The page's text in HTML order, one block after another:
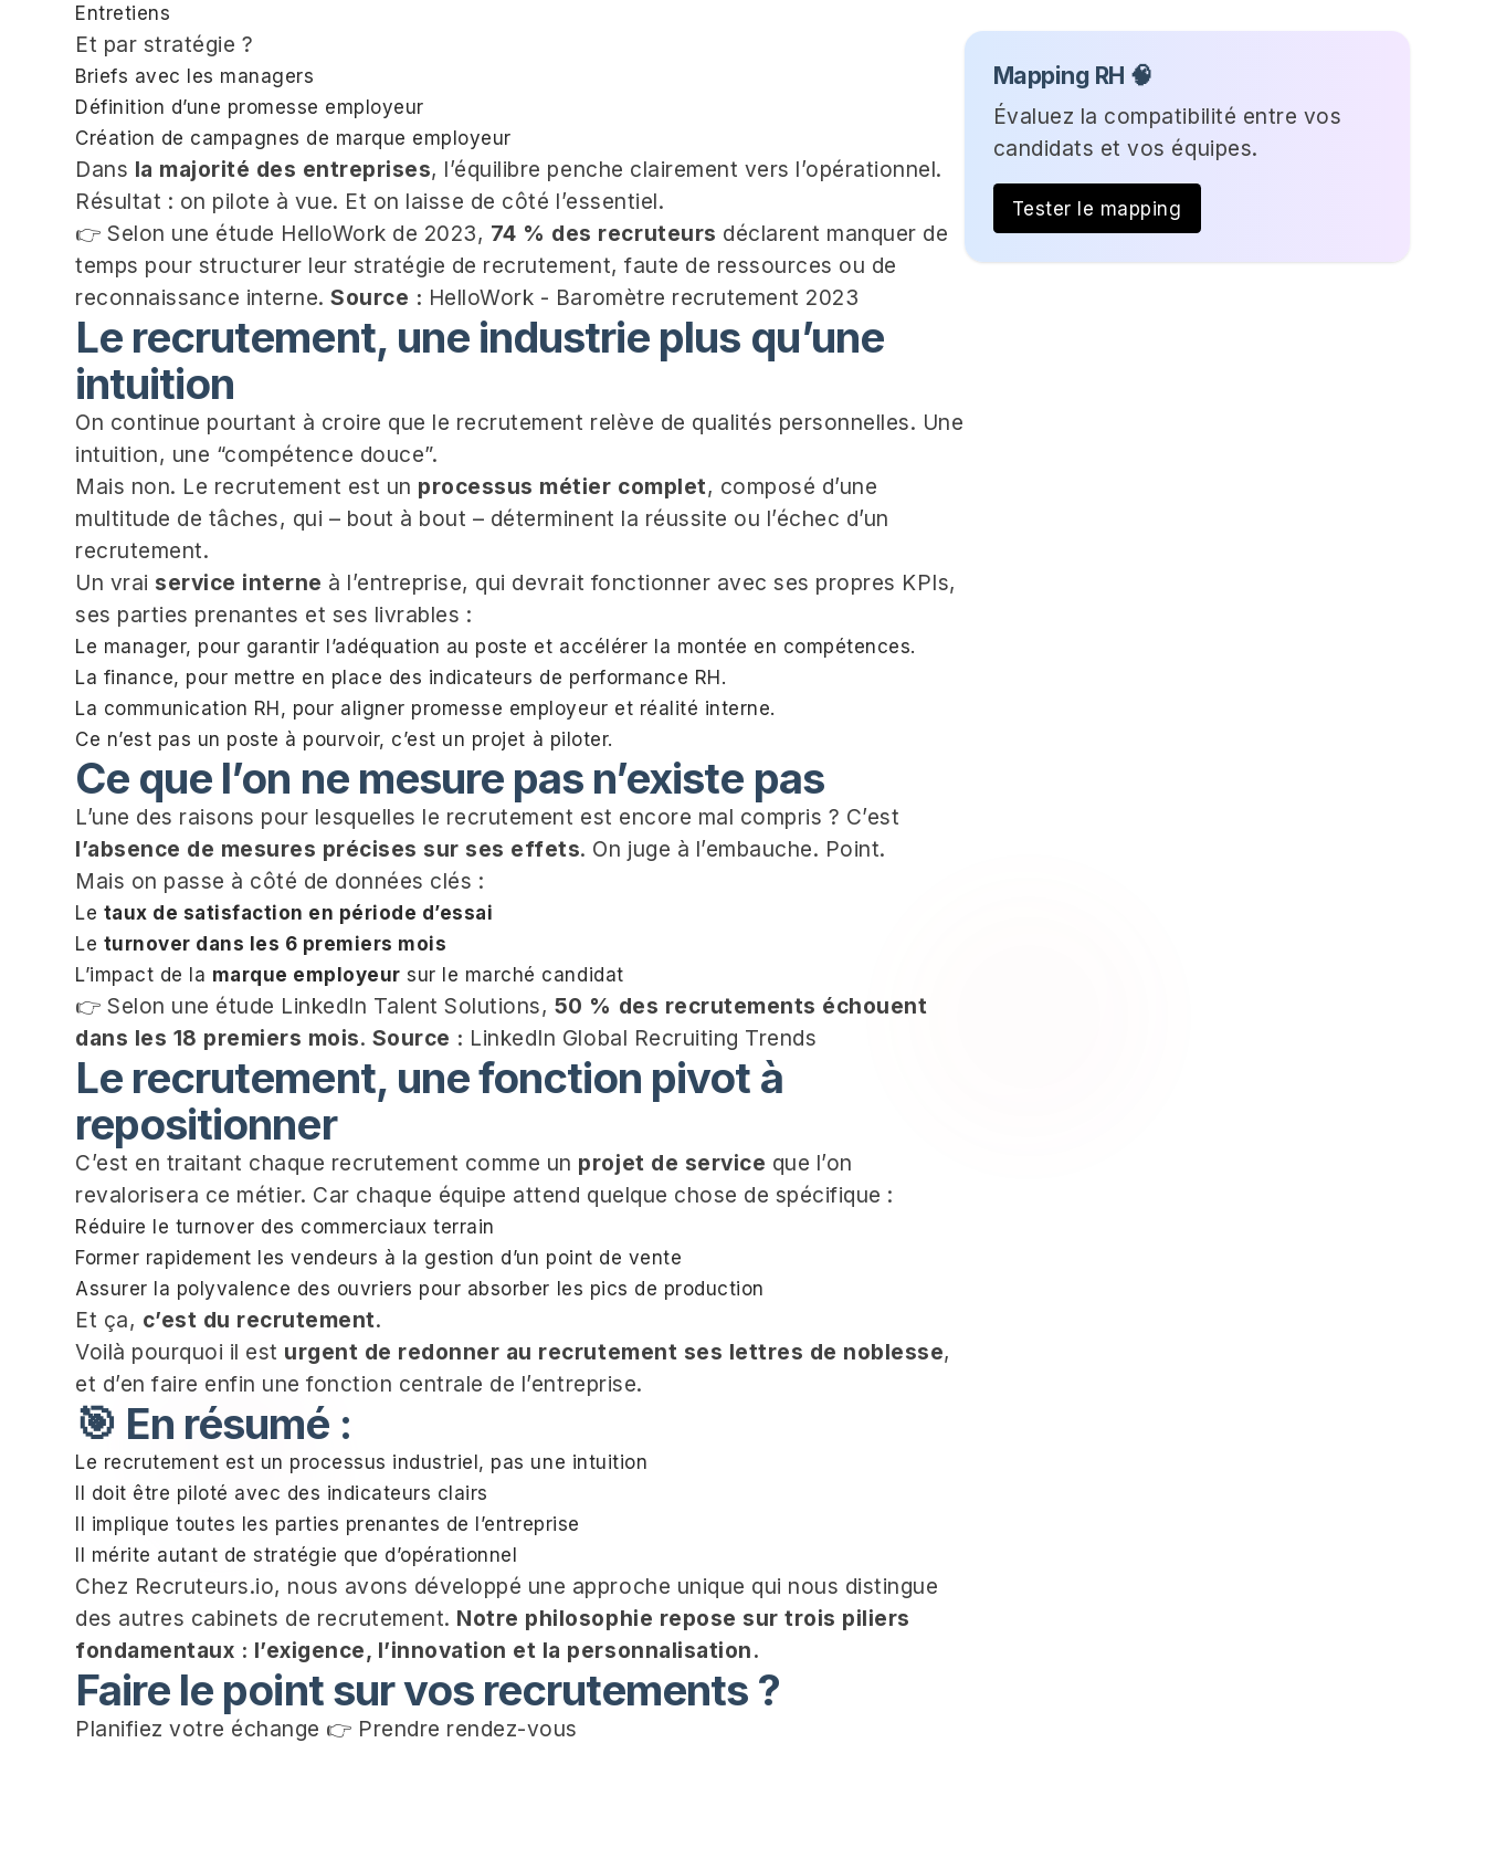
Entretiens
Et par stratégie ?
Briefs avec les managers
Définition d’une promesse employeur
Création de campagnes de marque employeur
Dans la majorité des entreprises, l’équilibre penche clairement vers l’opérationnel.
Résultat : on pilote à vue. Et on laisse de côté l’essentiel.
👉 Selon une étude HelloWork de 2023, 74 % des recruteurs déclarent manquer de
temps pour structurer leur stratégie de recrutement, faute de ressources ou de
reconnaissance interne.Source : HelloWork - Baromètre recrutement 2023
Le recrutement, une industrie plus qu’une
intuition
On continue pourtant à croire que le recrutement relève de qualités personnelles. Une
intuition, une “compétence douce”.
Mais non. Le recrutement est un processus métier complet, composé d’une
multitude de tâches, qui – bout à bout – déterminent la réussite ou l’échec d’un
recrutement.
Un vrai service interne à l’entreprise, qui devrait fonctionner avec ses propres KPIs,
ses parties prenantes et ses livrables :
Le manager, pour garantir l’adéquation au poste et accélérer la montée en compétences.
La finance, pour mettre en place des indicateurs de performance RH.
La communication RH, pour aligner promesse employeur et réalité interne.
Ce n’est pas un poste à pourvoir, c’est un projet à piloter.
Ce que l’on ne mesure pas n’existe pas
L’une des raisons pour lesquelles le recrutement est encore mal compris ? C’est
l’absence de mesures précises sur ses effets. On juge à l’embauche. Point.
Mais on passe à côté de données clés :
Le taux de satisfaction en période d’essai
Le turnover dans les 6 premiers mois
L’impact de la marque employeur sur le marché candidat
👉 Selon une étude LinkedIn Talent Solutions, 50 % des recrutements échouent
dans les 18 premiers mois. Source : LinkedIn Global Recruiting Trends
Le recrutement, une fonction pivot à
repositionner
C’est en traitant chaque recrutement comme un projet de service que l’on
revalorisera ce métier. Car chaque équipe attend quelque chose de spécifique :
Réduire le turnover des commerciaux terrain
Former rapidement les vendeurs à la gestion d’un point de vente
Assurer la polyvalence des ouvriers pour absorber les pics de production
Et ça, c’est du recrutement.
Voilà pourquoi il est urgent de redonner au recrutement ses lettres de noblesse,
et d’en faire enfin une fonction centrale de l’entreprise.
🎯 En résumé :
Le recrutement est un processus industriel, pas une intuition
Il doit être piloté avec des indicateurs clairs
Il implique toutes les parties prenantes de l’entreprise
Il mérite autant de stratégie que d’opérationnel
Chez Recruteurs.io, nous avons développé une approche unique qui nous distingue
des autres cabinets de recrutement. Notre philosophie repose sur trois piliers
fondamentaux : l’exigence, l’innovation et la personnalisation.
Faire le point sur vos recrutements ?
Planifiez votre échange 👉 Prendre rendez-vous
Mapping RH 🧠
Évaluez la compatibilité entre vos
candidats et vos équipes.
Tester le mapping